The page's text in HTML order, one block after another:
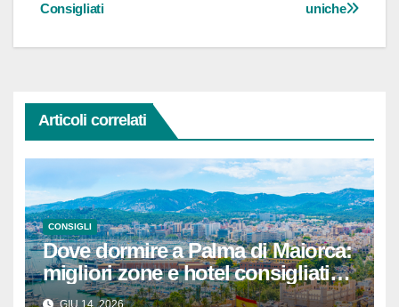
uniche
Consigliati
Articoli correlati
CONSIGLI
Dove dormire a Palma di Maiorca:
migliori zone e hotel consigliati
(aggiornato)
GIU 14, 2026